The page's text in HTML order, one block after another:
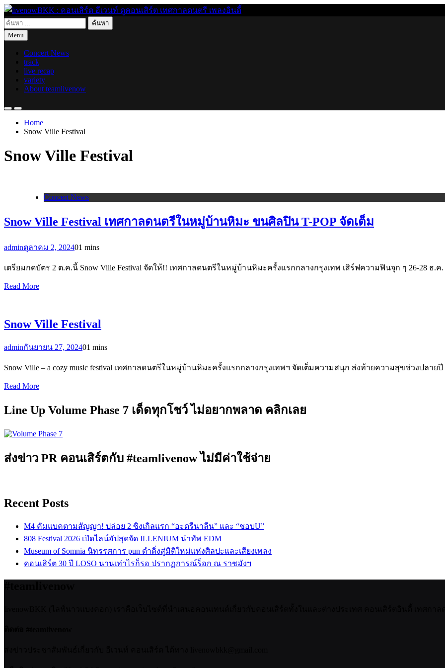
Skip
to
content
livenowBKK : คอนเสิร์ต อีเวนท์ ดูคอนเสิร์ต เทศกาลดนตรี เพลงอินดี้
live for today
ค้นหา
สำหรับ:
Menu
Concert News
track
live recap
variety
About teamlivenow
Home
Snow Ville Festival
Snow Ville Festival
Concert News
Snow Ville Festival เทศกาลดนตรีในหมู่บ้านหิมะ ขนศิลปิน T-POP จัดเต็ม
adminตุลาคม 2, 202401 mins
เตรียมกดบัตร 2 ต.ค.นี้ Snow Ville Festival จัดให้!! เทศกาลดนตรีในหมู่บ้านหิมะครั้งแรกกลางกรุงเทพ เสิร์ฟความฟินจุก ๆ 26-28 ธ.ค.
Read More
Snow Ville Festival
adminกันยายน 27, 202401 mins
Snow Ville – a cozy music festival เทศกาลดนตรีในหมู่บ้านหิมะครั้งแรกกลางกรุงเทพฯ จัดเต็มความสนุก ส่งท้ายความสุขช่วงปลายปี
Read More
Line Up Volume Phase 7 เด็ดทุกโชว์ ไม่อยากพลาด คลิกเลย
ส่งข่าว PR คอนเสิร์ตกับ #teamlivenow ไม่มีค่าใช้จ่าย
Recent Posts
M4 คัมแบคตามสัญญา! ปล่อย 2 ซิงเกิลแรก “อะดรีนาลีน” และ “ชอบU”
808 Festival 2026 เปิดไลน์อัปสุดจัด ILLENIUM นำทัพ EDM
Museum of Somnia นิทรรศการ pun ดำดิ่งสู่มิติใหม่แห่งศิลปะและเสียงเพลง
คอนเสิร์ต 30 ปี LOSO นานเท่าไรก็รอ ปรากฏการณ์ร็อก ณ ราชมังฯ